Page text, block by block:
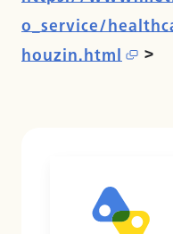
o_service/
houzin.html
＞